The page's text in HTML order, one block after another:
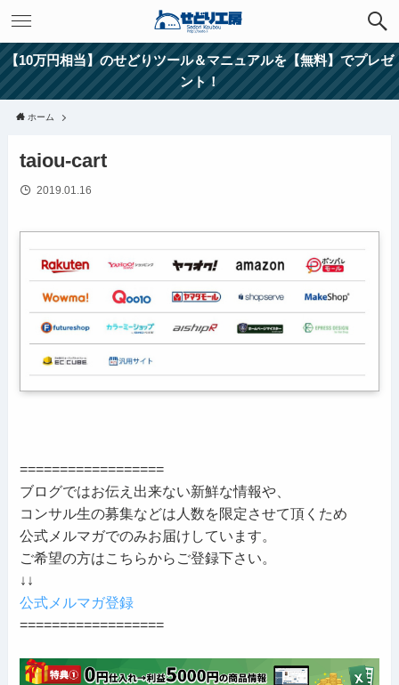
【10万円相当】のせどりツール＆マニュアルを【無料】でプレゼ
ント！
ホーム
taiou-cart
2019.01.16
==================
ブログではお伝え出来ない新鮮な情報や、
コンサル生の募集などは人数を限定させて頂くため
公式メルマガでのみお届けしています。
ご希望の方はこちらからご登録下さい。
↓↓
公式メルマガ登録
==================